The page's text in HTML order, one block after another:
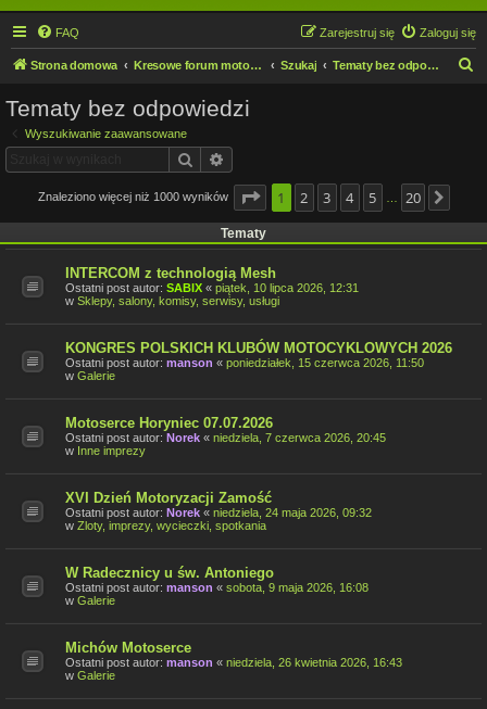
FAQ Zaloguj się
Zarejestruj się
Strona domowa Kresowe forum motocyklowe Szukaj Tematy bez odpowiedzi
Tematy bez odpowiedzi
Wyszukiwanie zaawansowane
Szukaj
Znaleziono więcej niż 1000 wyników Strona1 z20
1 2 3 4 5 20
Tematy
INTERCOM z technologią Mesh
Ostatni post autor: SABIX « piątek, 10 lipca 2026, 12:31
w Sklepy, salony, komisy, serwisy, usługi
KONGRES POLSKICH KLUBÓW MOTOCYKLOWYCH 2026
Ostatni post autor: manson « poniedziałek, 15 czerwca 2026, 11:50
w Galerie
Motoserce Horyniec 07.07.2026
Ostatni post autor: Norek « niedziela, 7 czerwca 2026, 20:45
w Inne imprezy
XVI Dzień Motoryzacji Zamość
Ostatni post autor: Norek « niedziela, 24 maja 2026, 09:32
w Zloty, imprezy, wycieczki, spotkania
W Radecznicy u św. Antoniego
Ostatni post autor: manson « sobota, 9 maja 2026, 16:08
w Galerie
Michów Motoserce
Ostatni post autor: manson « niedziela, 26 kwietnia 2026, 16:43
w Galerie